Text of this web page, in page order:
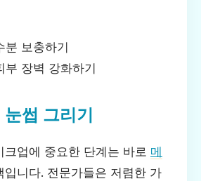
분 보충하기
부 장벽 강화하기
썹 그리기
크업에 중요한 단계는 바로 메
입니다. 전문가들은 저렴한 가